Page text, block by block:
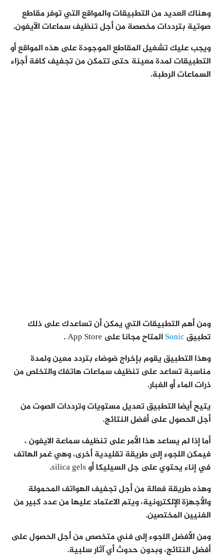
وهناك العديد من التطبيقات والمواقع التي توفر مقاطع
صوتية بترددات مخصصة من أجل تنظيف سماعات الآيفون.
ويجب عليك تشغيل المقاطع الموجودة على هذه المواقع أو
التطبيقات لمدة معينة حتى تتمكن من تجفيف كافة أجزاء
السماعات الرطبة.
ومن أهم التطبيقات التي يمكن أن تساعدك على ذلك
تطبيقSonicالمتاح مجانا على App Store .
وهذا التطبيق يقوم بإخراج ضوضاء بتردد معين ولمدة
مناسبة تساعد على تنظيف سماعات هاتفك والتخلص من
ذرات الماء أو الغبار.
يتيح أيضا التطبيق تعديل مستويات وترددات الصوت من
أجل الحصول على أفضل النتائج.
أما إذا لم يساعد هذا الأمر على تنظيف سماعة الايفون ،
فيمكن اللجوء إلى طريقة تقليدية أخرى، وهي غمر الهاتف
في إناء يحتوي على جل السيليكا أو silica gels.
وهذه طريقة فعالة من أجل تجفيف الهواتف المحمولة
والأجهزة الإلكترونية، ويتم الاعتماد عليها من عدد كبير من
الفنيين المختصين.
ومن الأفضل اللجوء إلى فني متخصص من أجل الحصول على
أفضل النتائج، وبدون حدوث أي آثار سلبية.